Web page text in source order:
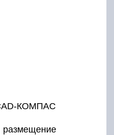
КОМПАС
размещение